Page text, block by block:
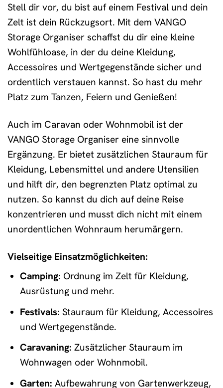
Stell dir vor, du bist auf einem Festival und dein
Zelt ist dein Rückzugsort. Mit dem VANGO
Storage Organiser schaffst du dir eine kleine
Wohlfühloase, in der du deine Kleidung,
Accessoires und Wertgegenstände sicher und
ordentlich verstauen kannst. So hast du mehr
Platz zum Tanzen, Feiern und Genießen!
Auch im Caravan oder Wohnmobil ist der
VANGO Storage Organiser eine sinnvolle
Ergänzung. Er bietet zusätzlichen Stauraum für
Kleidung, Lebensmittel und andere Utensilien
und hilft dir, den begrenzten Platz optimal zu
nutzen. So kannst du dich auf deine Reise
konzentrieren und musst dich nicht mit einem
unordentlichen Wohnraum herumärgern.
Vielseitige Einsatzmöglichkeiten:
Camping: Ordnung im Zelt für Kleidung,
Ausrüstung und mehr.
Festivals: Stauraum für Kleidung, Accessoires
und Wertgegenstände.
Caravaning: Zusätzlicher Stauraum im
Wohnwagen oder Wohnmobil.
Garten: Aufbewahrung von Gartenwerkzeug,